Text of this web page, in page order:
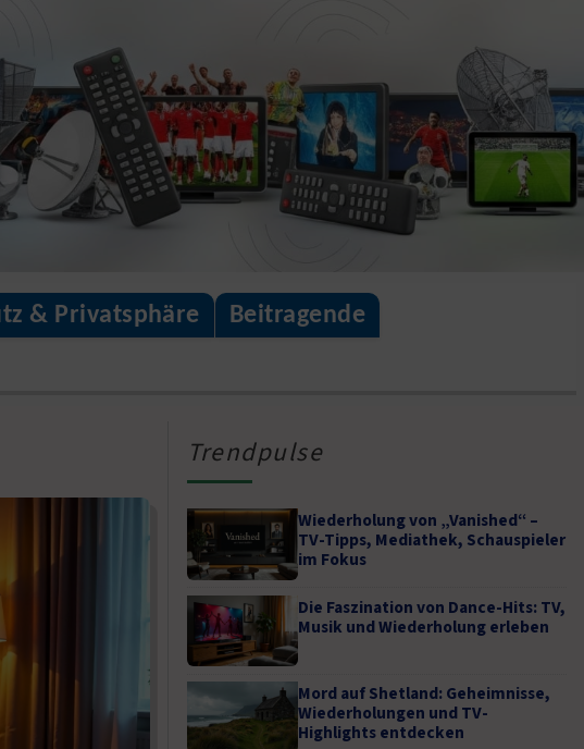
& Privatsphäre
Beitragende
Trendpulse
Wiederholung von „Vanished“ –
TV-Tipps, Mediathek, Schauspieler
im Fokus
Die Faszination von Dance-Hits: TV,
Musik und Wiederholung erleben
Mord auf Shetland: Geheimnisse,
Wiederholungen und TV-
Highlights entdecken